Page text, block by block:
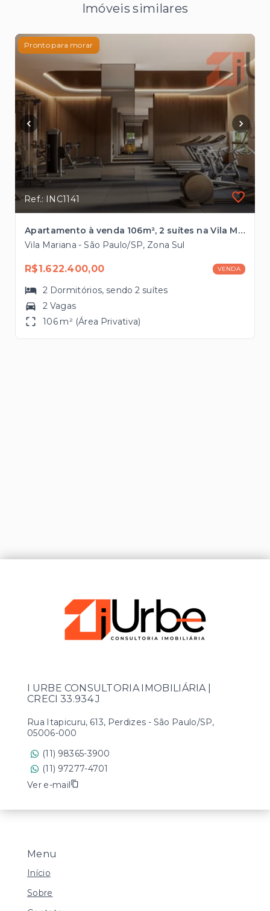
Imóveis similares
Pronto para morar
Ref.: INC1141
Apartamento à venda 106m², 2 suítes na Vila Mariana próximo ao Metrô
Vila Mariana - São Paulo/SP, Zona Sul
R$1.622.400,00 VENDA
2 Dormitórios, sendo2 suítes
2 Vagas
106 m² (Área Privativa)
Menu
Início
Sobre
I URBE CONSULTORIA IMOBILIÁRIA |
CRECI 33.934 J
Rua Itapicuru, 613, Perdizes - São Paulo/SP,
05006-000
(11) 98365-3900
(11) 97277-4701
Ver e-mail